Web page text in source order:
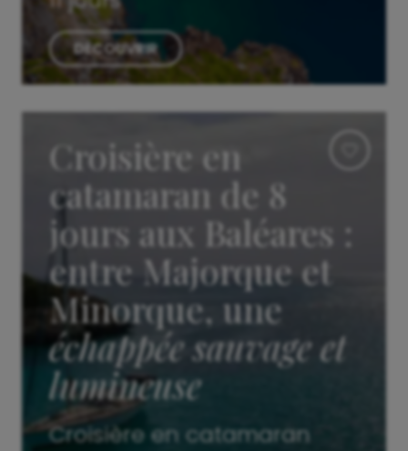
DÉCOUVRIR
Croisière en
catamaran de 8
jours aux Baléares :
entre Majorque et
Minorque, une
échappée sauvage et
lumineuse
Croisière en catamaran